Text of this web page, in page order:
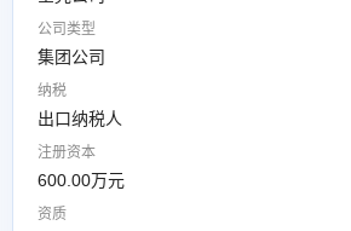
公司类型
集团公司
纳税
出口纳税人
注册资本
600.00万元
资质